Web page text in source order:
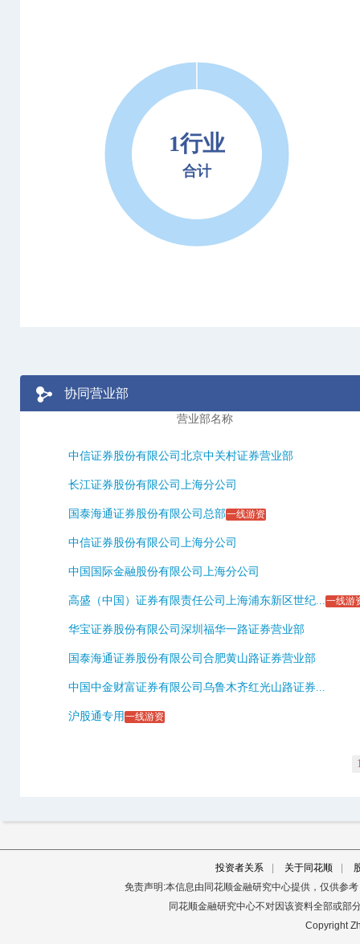
1行业
合计
协同营业部
营业部名称
中信证券股份有限公司北京中关村证券营业部
长江证券股份有限公司上海分公司
国泰海通证券股份有限公司总部一线游资
中信证券股份有限公司上海分公司
中国国际金融股份有限公司上海分公司
高盛（中国）证券有限责任公司上海浦东新区世纪...一线游
华宝证券股份有限公司深圳福华一路证券营业部
国泰海通证券股份有限公司合肥黄山路证券营业部
中国中金财富证券有限公司乌鲁木齐红光山路证券...
沪股通专用 一线游资
投资者关系 关于同花顺
免责声明:本信息由同花顺金融研究中心提供，仅供参
同花顺金融研究中心不对因该资料全部或部
Copyright